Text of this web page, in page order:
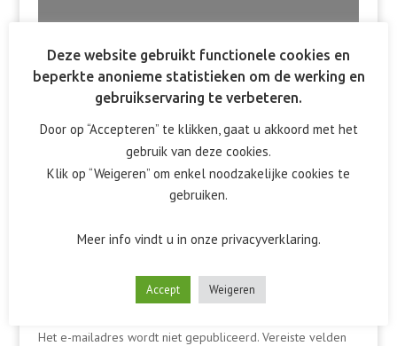
Reactie verzenden
Het e-mailadres wordt niet gepubliceerd. Vereiste velden
Deze website gebruikt functionele cookies en
beperkte anonieme statistieken om de werking en
gebruikservaring te verbeteren.
Door op “Accepteren” te klikken, gaat u akkoord met het
gebruik van deze cookies.
Klik op “Weigeren” om enkel noodzakelijke cookies te
gebruiken.
Meer info vindt u in onze privacyverklaring.
Accept Weigeren